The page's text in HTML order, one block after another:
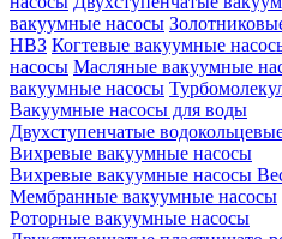
вакуумные насосы
НВЗ Когтевые вакуумные
насосы Масляные вакуумные
вакуумные насосы
Вакуумные насосы для воды
Двухступенчатые
Вихревые вакуумные насосы
Вихревые вакуумные насосы
Мембранные вакуумные насосы
Роторные вакуумные насосы